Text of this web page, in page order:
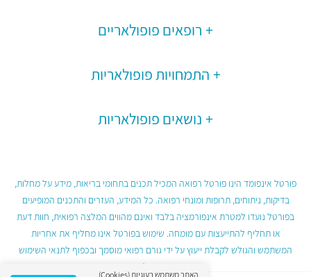
רופאים פופולאריים
התמחויות פופולאריות
נושאים פופולאריות
פורטל אינפומד הינו פורטל רפואה המכיל תכנים בתחומי בריאות, מידע על מחלות,
בדיקות, ניתוחים, תרופות ומונחי רפואה. כל המידע, העזרים והתכנים המופיעים
בפורטל נועדו למטרת אינפורמציה בלבד ואינם מהווים המלצה רפואית, חוות דעת
או תחליף להתייעצות עם מומחה. שימוש בפורטל אינו מחליף את אחריות
המשתמש והגולש לקבלת ייעוץ על ידי גורם רפואי מוסמך ובכפוף לתנאי השימוש
בפורטל.
האתר משתמש בעוגיות (Cookies)